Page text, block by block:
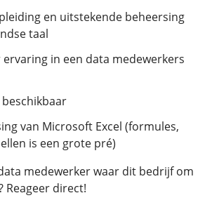
en uitstekende beheersing
taal
in een data medewerkers
van Microsoft Excel (formules,
is een grote pré)
medewerker waar dit bedrijf om
Reageer direct!